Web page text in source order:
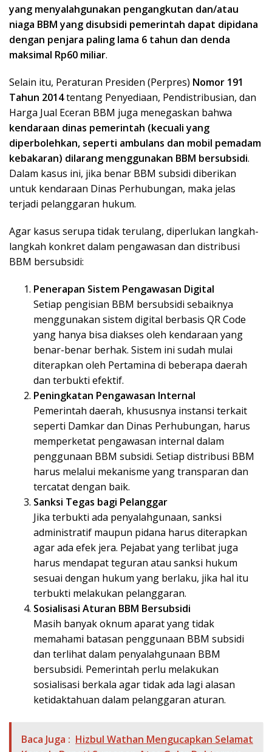
yang menyalahgunakan pengangkutan dan/atau
niaga BBM yang disubsidi pemerintah dapat dipidana
dengan penjara paling lama 6 tahun dan denda
maksimal Rp60 miliar.
Selain itu, Peraturan Presiden (Perpres) Nomor 191
Tahun 2014tentang Penyediaan, Pendistribusian, dan
Harga Jual Eceran BBM juga menegaskan bahwa
kendaraan dinas pemerintah (kecuali yang
diperbolehkan, seperti ambulans dan mobil pemadam
kebakaran) dilarang menggunakan BBM bersubsidi.
Dalam kasus ini, jika benar BBM subsidi diberikan
untuk kendaraan Dinas Perhubungan, maka jelas
terjadi pelanggaran hukum.
Agar kasus serupa tidak terulang, diperlukan langkah-
langkah konkret dalam pengawasan dan distribusi
BBM bersubsidi:
Penerapan Sistem Pengawasan Digital
Setiap pengisian BBM bersubsidi sebaiknya
menggunakan sistem digital berbasis QR Code
yang hanya bisa diakses oleh kendaraan yang
benar-benar berhak. Sistem ini sudah mulai
diterapkan oleh Pertamina di beberapa daerah
dan terbukti efektif.
Peningkatan Pengawasan Internal
Pemerintah daerah, khususnya instansi terkait
seperti Damkar dan Dinas Perhubungan, harus
memperketat pengawasan internal dalam
penggunaan BBM subsidi. Setiap distribusi BBM
harus melalui mekanisme yang transparan dan
tercatat dengan baik.
Sanksi Tegas bagi Pelanggar
Jika terbukti ada penyalahgunaan, sanksi
administratif maupun pidana harus diterapkan
agar ada efek jera. Pejabat yang terlibat juga
harus mendapat teguran atau sanksi hukum
sesuai dengan hukum yang berlaku, jika hal itu
terbukti melakukan pelanggaran.
Sosialisasi Aturan BBM Bersubsidi
Masih banyak oknum aparat yang tidak
memahami batasan penggunaan BBM subsidi
dan terlihat dalam penyalahgunaan BBM
bersubsidi. Pemerintah perlu melakukan
sosialisasi berkala agar tidak ada lagi alasan
ketidaktahuan dalam pelanggaran aturan.
Baca Juga : Hizbul Wathan Mengucapkan Selamat